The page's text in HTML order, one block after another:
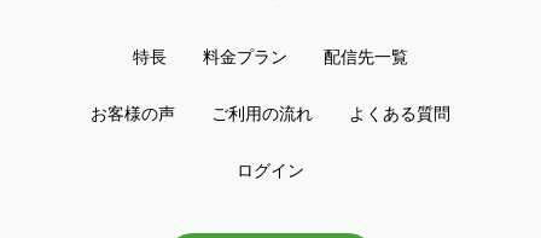
特長 料金プラン 配信先一覧
お客様の声 ご利用の流れ よくある質問
ログイン